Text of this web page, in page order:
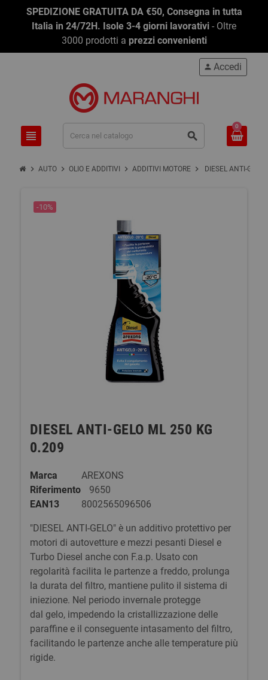
SPEDIZIONE GRATUITA DA €50, Consegna in tutta
Italia in 24/72H. Isole 3-4 giorni lavorativi - Oltre
3000 prodotti a prezzi convenienti
view_headline search
person Accedi
0
chevron_right AUTO chevron_right OLIO E ADDITIVI chevron_right ADDITIVI MOTORE chevron_right DIESEL ANTI-
-10%
DIESEL ANTI-GELO ML 250 KG
0.209
Marca
AREXONS
Riferimento
9650
EAN13
8002565096506
"DIESEL ANTI-GELO" è un additivo protettivo per
motori di autovetture e mezzi pesanti Diesel e
Turbo Diesel anche con F.a.p. Usato con
regolarità facilita le partenze a freddo, prolunga
la durata del filtro, mantiene pulito il sistema di
iniezione. Nel periodo invernale protegge
dal gelo, impedendo la cristallizzazione delle
paraffine e il conseguente intasamento del filtro,
facilitando le partenze anche alle temperature più
rigide.